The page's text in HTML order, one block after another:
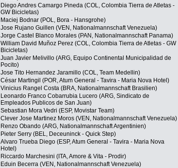
Diego Andres Camargo Pineda (COL, Colombia Tierra de Atletas -
GW Bicicletas)
Maciej Bodnar (POL, Bora - Hansgrohe)
Jose Rujano Guillen (VEN, Nationalmannschaft Venezuela)
Jorge Castel Blanco Morales (PAN, Nationalmannschaft Panama)
William David Muñoz Perez (COL, Colombia Tierra de Atletas - GW
Bicicletas)
Juan Javier Melivillo (ARG, Equipo Continental Municipalidad de
Pocito)
Jose Tito Hernandez Jaramillo (COL, Team Medellin)
César Martingil (POR, Atum General - Tavira - Maria Nova Hotel)
Vinicius Rangel Costa (BRA, Nationalmannschaft Brasilien)
Leonardo Franco Cobarrubia Lucero (ARG, Sindicato de
Empleados Publicos de San Juan)
Sebastian Mora Vedri (ESP, Movistar Team)
Clever Jose Martinez Moros (VEN, Nationalmannschaft Venezuela)
Renzo Obando (ARG, Nationalmannschaft Argentinien)
Pieter Serry (BEL, Deceuninck - Quick Step)
Alvaro Trueba Diego (ESP, Atum General - Tavira - Maria Nova
Hotel)
Riccardo Marchesini (ITA, Amore & Vita - Prodir)
Eduin Becerra (VEN, Nationalmannschaft Venezuela)